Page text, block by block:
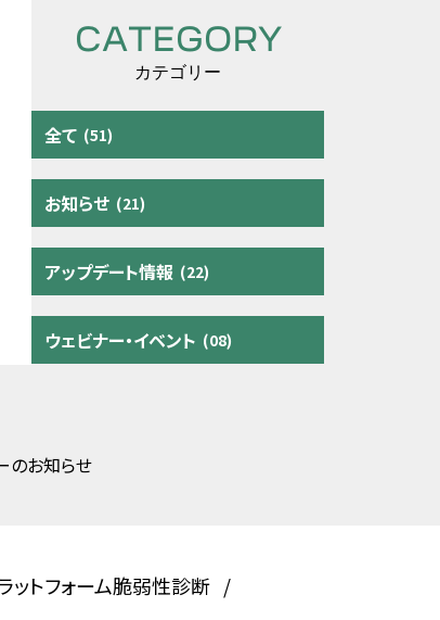
CATEGORY
カテゴリー
全て (51)
お知らせ (21)
アップデート情報 (22)
ウェビナー・イベント (08)
のお知らせ
ットフォーム脆弱性診断